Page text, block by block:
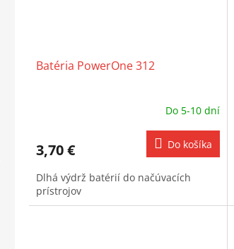
Batéria PowerOne 312
Do 5-10 dní
3,70 € Do košíka
Dlhá výdrž batérií do načúvacích
prístrojov